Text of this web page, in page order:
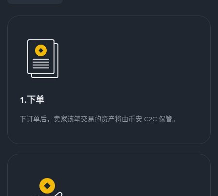
1.下单
下订单后，卖家该笔交易的资产将由币安 C2C 保管。